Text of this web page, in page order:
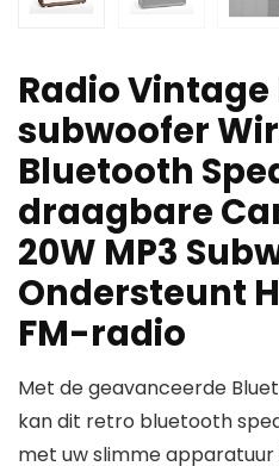
Radio
subwoofer
Bluetooth
draagbare
20W MP3
Ondersteunt
FM-radio
Met de geavanceerde
kan dit retro bluetooth
met uw slimme